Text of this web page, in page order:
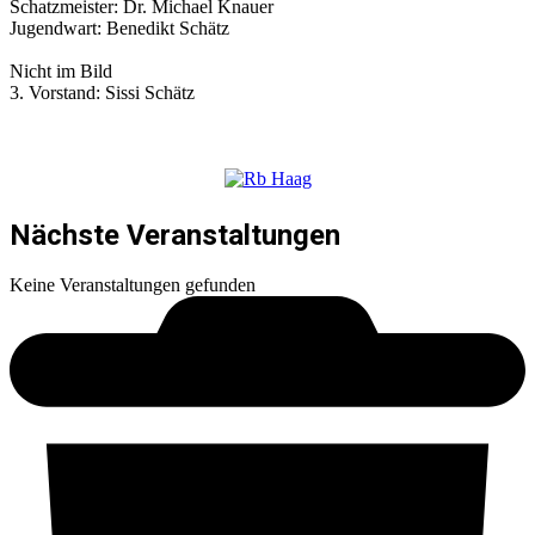
Schatzmeister: Dr. Michael Knauer
Jugendwart: Benedikt Schätz
Nicht im Bild
3. Vorstand: Sissi Schätz
Nächste Veranstaltungen
Keine Veranstaltungen gefunden